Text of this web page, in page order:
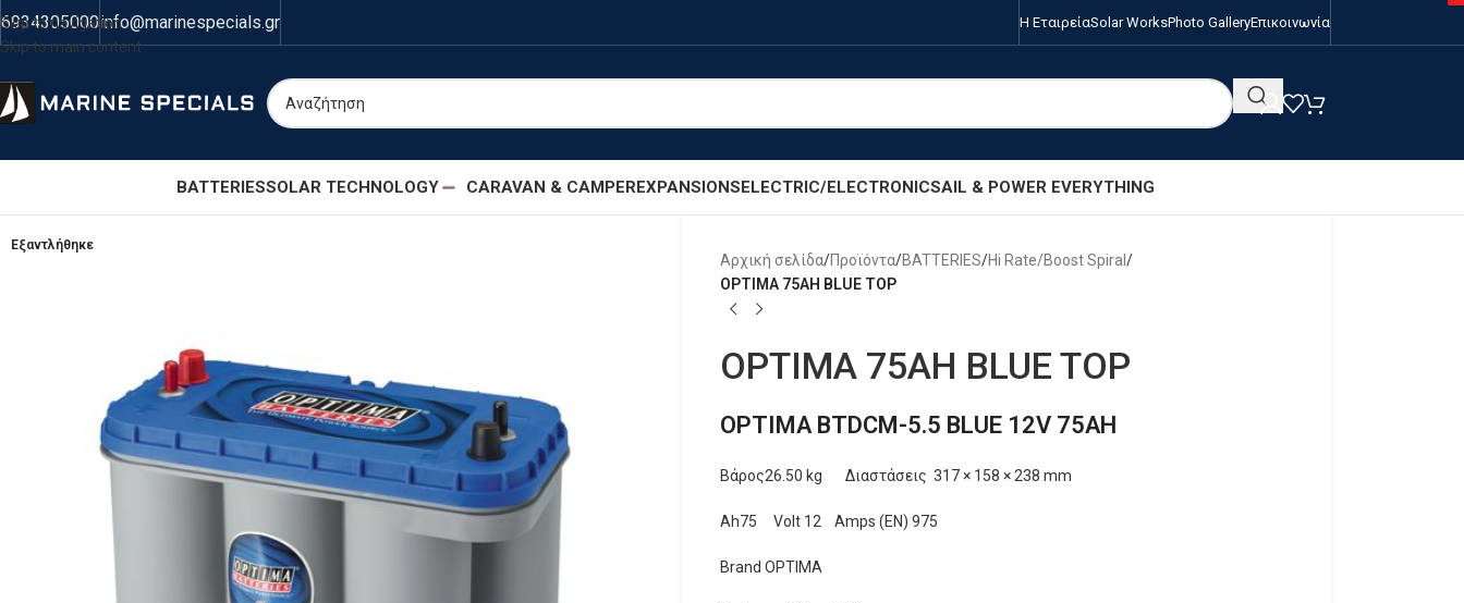
Skip to navigation
Skip to main content
6934305000info@marinespecials.gr Η ΕταιρείαSolar WorksPhoto GalleryΕπικοινωνία
BATTERIESSOLAR TECHNOLOGY CARAVAN & CAMPEREXPANSIONSELECTRIC/ELECTRONICSAIL & POWER EVERYTHING
Εξαντλήθηκε
Αρχική σελίδα/Προϊόντα/BATTERIES/Hi Rate/Boost Spiral /
OPTIMA 75AH BLUE TOP
OPTIMA 75AH BLUE TOP
OPTIMA BTDCM-5.5 BLUE 12V 75AH
Βάρος26.50 kg Διαστάσεις 317 × 158 × 238 mm
Ah75 Volt 12 Amps (EN) 975
Brand OPTIMA